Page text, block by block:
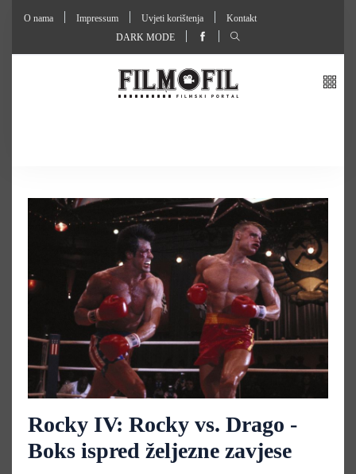
O nama Impressum Uvjeti korištenja
Kontakt
DARK MODE
Rocky IV: Rocky vs. Drago -
Boks ispred željezne zavjese